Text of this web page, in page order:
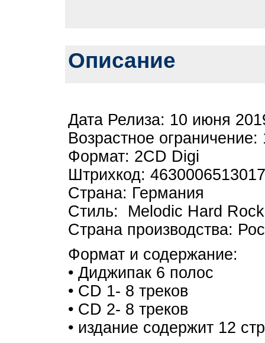
Описание
Дата Релиза: 10 июня
Возрастное ограничение:
Формат: 2CD Digi
Штрихкод:
Страна: Германия
Стиль: Melodic Hard Rock
Страна производства:
Формат и содержание:
• Диджипак 6 полос
• CD 1- 8 треков
• CD 2- 8 треков
• издание содержит 12